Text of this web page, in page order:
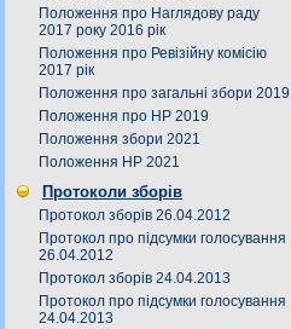
Положення про Наглядову раду
2017 року 2016 рік
Положення про Ревізійну комісію
2017 рік
Положення про загальні збори 2019
Положення про НР 2019
Положення збори 2021
Положення НР 2021
Протоколи зборів
Протокол зборів 26.04.2012
Протокол про підсумки голосування
26.04.2012
Протокол зборів 24.04.2013
Протокол про підсумки голосування
24.04.2013